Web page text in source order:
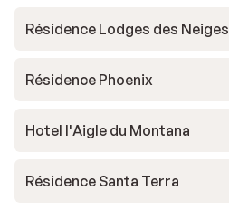
Résidence Lodges des Neiges
Résidence Phoenix
Hotel l'Aigle du Montana
Résidence Santa Terra